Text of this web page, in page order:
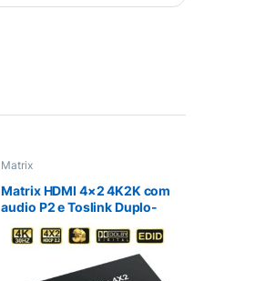
Matrix
Matrix HDMI 4×2 4K2K com
audio P2 e Toslink Duplo-
HDMX4X2-N